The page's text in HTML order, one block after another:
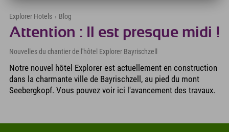
Explorer Hotels › Blog
Attention : Il est presque midi !
Nouvelles du chantier de l'hôtel Explorer Bayrischzell
Notre nouvel hôtel Explorer est actuellement en construction
dans la charmante ville de Bayrischzell, au pied du mont
Seebergkopf. Vous pouvez voir ici l'avancement des travaux.